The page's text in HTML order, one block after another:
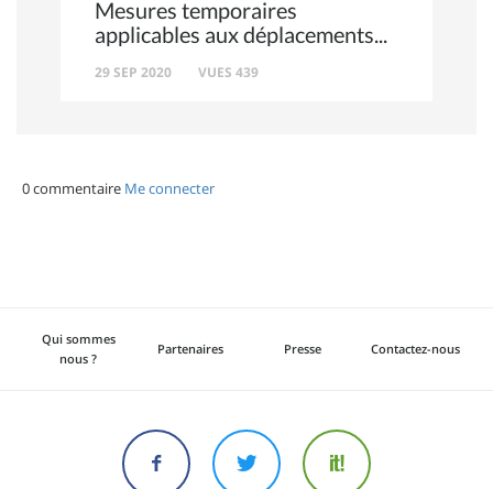
Mesures temporaires
applicables aux déplacements
29 SEP 2020 VUES 439
0 commentaire Me connecter
Qui sommes
nous ?
Partenaires Presse Contactez-nous